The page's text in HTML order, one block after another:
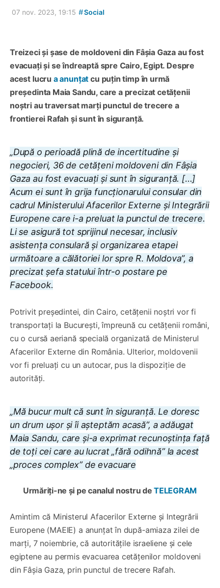
07 nov. 2023, 19:15 #Social
Treizeci și șase de moldoveni din Fâșia Gaza au fost
evacuați și se îndreaptă spre Cairo, Egipt. Despre
acest lucru a anunțatcu puțin timp în urmă
președinta Maia Sandu, care a precizat cetățenii
noștri au traversat marți punctul de trecere a
frontierei Rafah și sunt în siguranță.
„După o perioadă plină de incertitudine și
negocieri, 36 de cetățeni moldoveni din Fâșia
Gaza au fost evacuați și sunt în siguranță. [...]
Acum ei sunt în grija funcționarului consular din
cadrul Ministerului Afacerilor Externe și Integrării
Europene care i-a preluat la punctul de trecere.
Li se asigură tot sprijinul necesar, inclusiv
asistența consulară și organizarea etapei
următoare a călătoriei lor spre R. Moldova”, a
precizat șefa statului într-o postare pe
Facebook.
Potrivit președintei, din Cairo, cetățenii noștri vor fi
transportați la București, împreună cu cetățenii români,
cu o cursă aeriană specială organizată de Ministerul
Afacerilor Externe din România. Ulterior, moldovenii
vor fi preluați cu un autocar, pus la dispoziție de
autorități.
„Mă bucur mult că sunt în siguranță. Le doresc
un drum ușor și îi așteptăm acasă”, a adăugat
Maia Sandu, care și-a exprimat recunoștința față
de toți cei care au lucrat „fără odihnă” la acest
„proces complex” de evacuare
Urmăriți-ne și pe canalul nostru de TELEGRAM
Amintim că Ministerul Afacerilor Externe și Integrării
Europene (MAEIE) a anunțat în după-amiaza zilei de
marți, 7 noiembrie, că autoritățile israeliene și cele
egiptene au permis evacuarea cetățenilor moldoveni
din Fâșia Gaza, prin punctul de trecere Rafah.